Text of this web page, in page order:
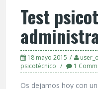
Test
18 mayo 2015
psicotécnico
1
Os dejamos hoy con